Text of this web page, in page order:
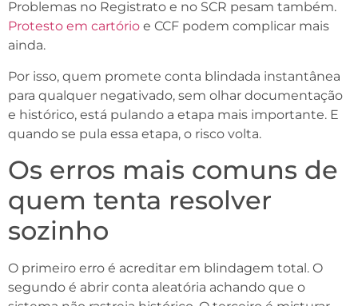
Problemas no Registrato e no SCR pesam também.
Protesto em cartório e CCF podem complicar mais
ainda.
Por isso, quem promete conta blindada instantânea
para qualquer negativado, sem olhar documentação
e histórico, está pulando a etapa mais importante. E
quando se pula essa etapa, o risco volta.
Os erros mais comuns de
quem tenta resolver
sozinho
O primeiro erro é acreditar em blindagem total. O
segundo é abrir conta aleatória achando que o